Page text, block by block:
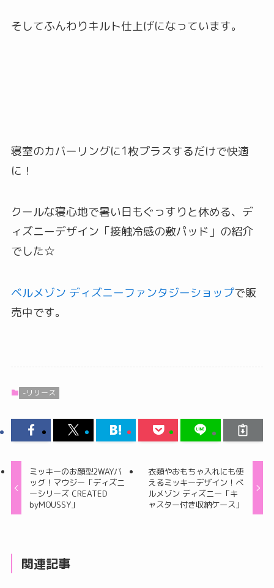
そしてふんわりキルト仕上げになっています。
寝室のカバーリングに1枚プラスするだけで快適
に！
クールな寝心地で暑い日もぐっすりと休める、デ
ィズニーデザイン「接触冷感の敷パッド」の紹介
でした☆
ベルメゾン ディズニーファンタジーショップで販
売中です。
-リリース
ミッキーのお顔型2WAYバ
ッグ！マウジー「ディズニ
ーシリーズ CREATED
byMOUSSY」
衣類やおもちゃ入れにも使
えるミッキーデザイン！ベ
ルメゾン ディズニー「キ
ャスター付き収納ケース」
関連記事